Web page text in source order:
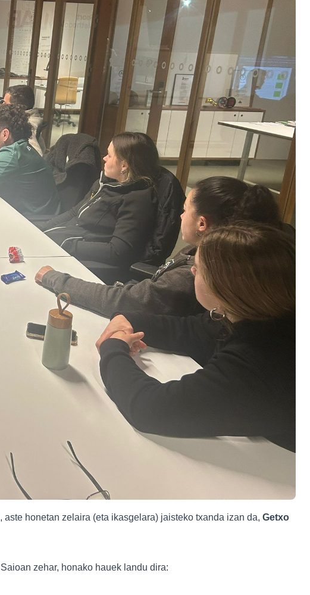
honetan zelaira (eta ikasgelara) jaisteko txanda izan da, Getxo
zehar, honako hauek landu dira: